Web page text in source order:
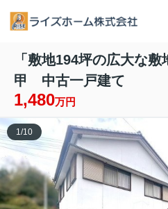
「敷地194坪の広大な
甲 中古一戸建て
1,480万円
1/10